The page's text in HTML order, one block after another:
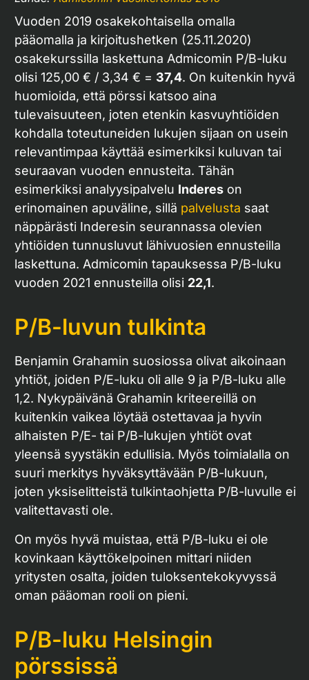
Vuoden 2019 osakekohtaisella omalla
pääomalla ja kirjoitushetken (25.11.2020)
osakekurssilla laskettuna Admicomin P/B-luku
olisi 125,00 € / 3,34 € = 37,4. On kuitenkin hyvä
huomioida, että pörssi katsoo aina
tulevaisuuteen, joten etenkin kasvuyhtiöiden
kohdalla toteutuneiden lukujen sijaan on usein
relevantimpaa käyttää esimerkiksi kuluvan tai
seuraavan vuoden ennusteita. Tähän
esimerkiksi analyysipalvelu Inderes on
erinomainen apuväline, sillä palvelusta saat
näppärästi Inderesin seurannassa olevien
yhtiöiden tunnusluvut lähivuosien ennusteilla
laskettuna. Admicomin tapauksessa P/B-luku
vuoden 2021 ennusteilla olisi 22,1.
P/B-luvun tulkinta
Benjamin Grahamin suosiossa olivat aikoinaan
yhtiöt, joiden P/E-luku oli alle 9 ja P/B-luku alle
1,2. Nykypäivänä Grahamin kriteereillä on
kuitenkin vaikea löytää ostettavaa ja hyvin
alhaisten P/E- tai P/B-lukujen yhtiöt ovat
yleensä syystäkin edullisia. Myös toimialalla on
suuri merkitys hyväksyttävään P/B-lukuun,
joten yksiselitteistä tulkintaohjetta P/B-luvulle ei
valitettavasti ole.
On myös hyvä muistaa, että P/B-luku ei ole
kovinkaan käyttökelpoinen mittari niiden
yritysten osalta, joiden tuloksentekokyvyssä
oman pääoman rooli on pieni.
P/B-luku Helsingin
pörssissä